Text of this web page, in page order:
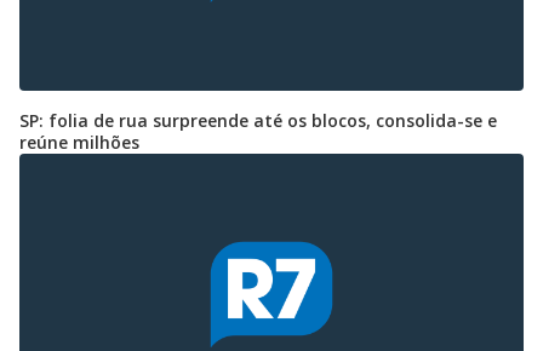
SP: folia de rua surpreende até os blocos, consolida-se e
reúne milhões